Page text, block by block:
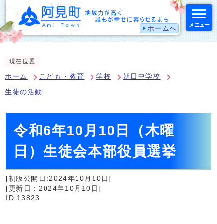
ホームへ メニュー
現在位置
ホーム こども・教育 学校 朝日中学校
生徒の活動
令和6年10月10日（木曜
日）生徒会本部役員選挙
[初版公開日:2024年10月10日]
[更新日：2024年10月10日]
ID:13823